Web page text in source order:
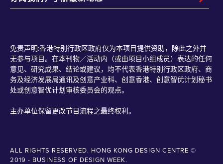
免责声明:香港特别行政区政府仅为本项目提供资助，除此之外并
无参与项目。在本刊物／活动内（或由项目小组成员）表达的任何
意见、研究成果、结论或建议，均不代表香港特别行政区政府、商
务及经济发展局通讯及创意产业科、创意香港、创意智优计划秘书
处或创意智优计划审核委员会的观点。
主办单位保留更改节目流程之最终权利。
ALL RIGHTS RESERVED. HONG KONG DESIGN CENTRE ©
2019 - BUSINESS OF DESIGN WEEK.